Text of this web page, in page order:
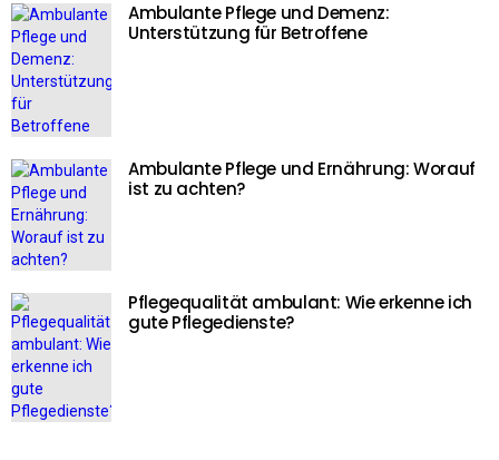
Ambulante Pflege und Demenz:
Unterstützung für Betroffene
Ambulante Pflege und Ernährung: Worauf
ist zu achten?
Pflegequalität ambulant: Wie erkenne ich
gute Pflegedienste?